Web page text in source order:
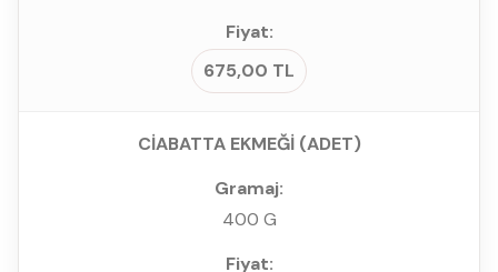
675,00 TL
CİABATTA EKMEĞİ (ADET)
400 G